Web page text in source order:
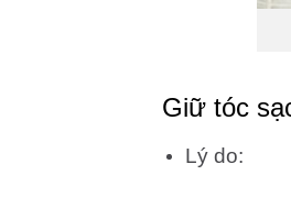
Giữ tóc
Lý do: